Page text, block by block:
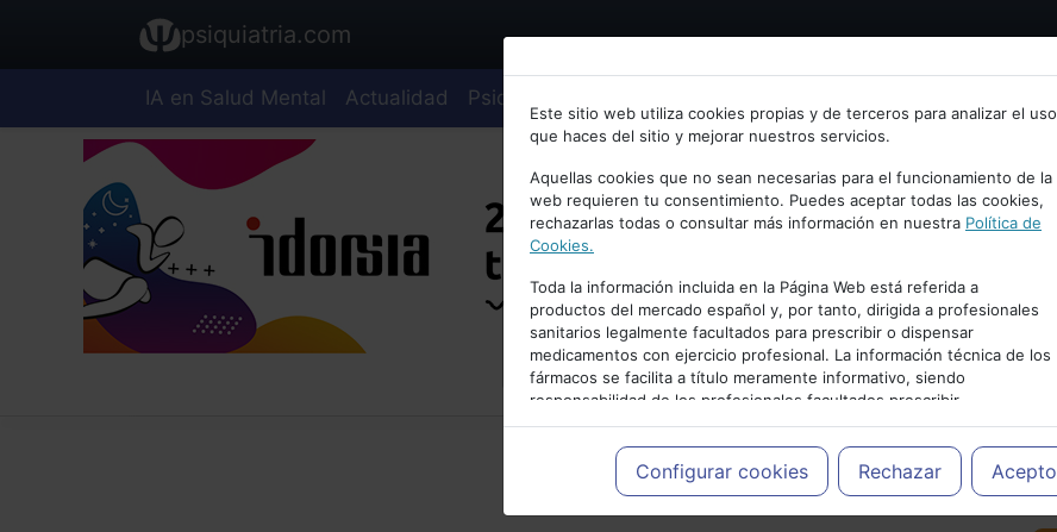
Bienvenid@ a psiquiatria.com
Escribe tu Email
Accede o regístrate con tu email.
Cancelar
psiquiatria.com
IA en Salud Mental Actualidad Psiquiatría
Este sitio web utiliza cookies propias y de terceros para analizar el uso
que haces del sitio y mejorar nuestros servicios.
Aquellas cookies que no sean necesarias para el funcionamiento de la
web requieren tu consentimiento. Puedes aceptar todas las cookies,
rechazarlas todas o consultar más información en nuestra Política de
Cookies.
Toda la información incluida en la Página Web está referida a
productos del mercado español y, por tanto, dirigida a profesionales
sanitarios legalmente facultados para prescribir o dispensar
medicamentos con ejercicio profesional. La información técnica de los
fármacos se facilita a título meramente informativo, siendo
responsabilidad de los profesionales facultados prescribir
medicamentos y decidir, en cada caso concreto, el tratamiento más
adecuado a las necesidades del paciente.
Configurar cookies Rechazar Acepto
PUBLICIDAD